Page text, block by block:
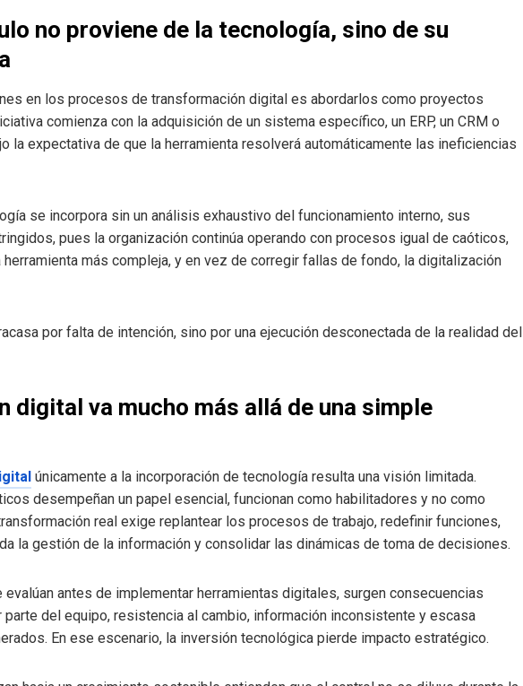
no proviene de la tecnología, sino de su
en los procesos de transformación digital es abordarlos como proyectos
comienza con la adquisición de un sistema específico, un ERP, un CRM o
la expectativa de que la herramienta resolverá automáticamente las ineficiencias
se incorpora sin un análisis exhaustivo del funcionamiento interno, sus
pues la organización continúa operando con procesos igual de caóticos,
más compleja, y en vez de corregir fallas de fondo, la digitalización
por falta de intención, sino por una ejecución desconectada de la realidad del
digital va mucho más allá de una simple
únicamente a la incorporación de tecnología resulta una visión limitada.
desempeñan un papel esencial, funcionan como habilitadores y no como
real exige replantear los procesos de trabajo, redefinir funciones,
la gestión de la información y consolidar las dinámicas de toma de decisiones.
antes de implementar herramientas digitales, surgen consecuencias
del equipo, resistencia al cambio, información inconsistente y escasa
En ese escenario, la inversión tecnológica pierde impacto estratégico.